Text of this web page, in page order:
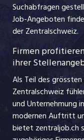
Suchabfragen
Job-Angeboten
der Zentralschweiz.
Firmen
ihrer
Als Teil des
Zentralschweiz
und Unternehmung
modernen Auftritt
bietet zentraljob.ch